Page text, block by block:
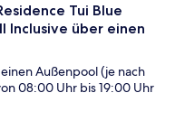
Tui Blue
Inclusive über einen
Außenpool (je nach
08:00 Uhr bis 19:00 Uhr